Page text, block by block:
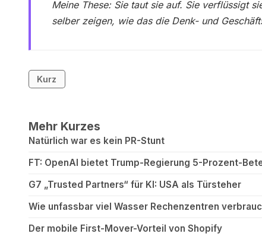
Meine These: Sie taut sie auf. Sie verflüssigt
selber zeigen, wie das die Denk- und
Kurz
Mehr Kurzes
Natürlich war es kein PR-Stunt
FT: OpenAI bietet Trump-Regierung 5-Prozent-
G7 „Trusted Partners“ für KI: USA als Türsteher
Wie unfassbar viel Wasser Rechenzentren
Der mobile First-Mover-Vorteil von Shopify